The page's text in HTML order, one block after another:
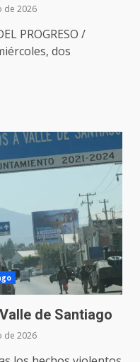
de 2026
PROGRESO /
dos
de Santiago
de 2026